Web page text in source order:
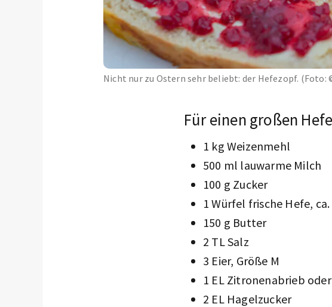
Nicht nur zu Ostern sehr beliebt: der Hefezopf. (Foto:
Für einen großen
1 kg Weizenmehl
500 ml lauwarme Milch
100 g Zucker
1 Würfel frische Hefe, ca.
150 g Butter
2 TL Salz
3 Eier, Größe M
1 EL Zitronenabrieb
2 EL Hagelzucker